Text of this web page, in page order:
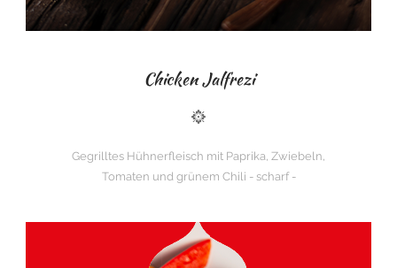
Chicken Jalfrezi
Gegrilltes Hühnerfleisch mit Paprika, Zwiebeln,
Tomaten und grünem Chili - scharf -